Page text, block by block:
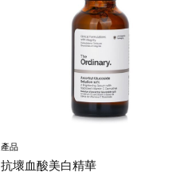
產品
抗壞血酸美白精華